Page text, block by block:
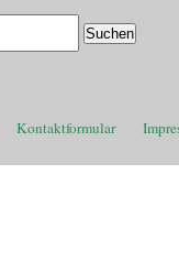
Kontaktformular